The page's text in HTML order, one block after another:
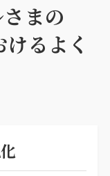
まの
るよく